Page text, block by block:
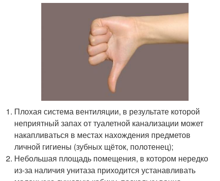
Плохая система вентиляции, в результате которой
неприятный запах от туалетной канализации может
накапливаться в местах нахождения предметов
личной гигиены (зубных щёток, полотенец);
Небольшая площадь помещения, в котором нередко
из-за наличия унитаза приходится устанавливать